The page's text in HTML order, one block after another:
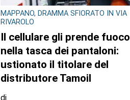
MAPPANO, DRAMMA SFIORATO IN VIA
RIVAROLO
Il cellulare gli prende fuoco
nella tasca dei pantaloni:
ustionato il titolare del
distributore Tamoil
di